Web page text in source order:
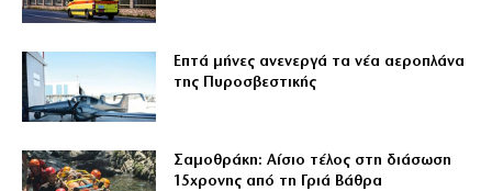
Επτά μήνες ανενεργά τα νέα αεροπλάνα
της Πυροσβεστικής
Σαμοθράκη: Αίσιο τέλος στη διάσωση
15χρονης από τη Γριά Βάθρα